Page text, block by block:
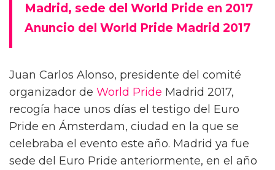
Madrid, sede del World Pride en 2017
Anuncio del World Pride Madrid 2017
Juan Carlos Alonso, presidente del comité
organizador de World Pride Madrid 2017,
recogía hace unos días el testigo del Euro
Pride en Ámsterdam, ciudad en la que se
celebraba el evento este año. Madrid ya fue
sede del Euro Pride anteriormente, en el año